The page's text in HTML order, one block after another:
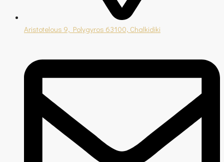
Aristotelous 9, Polygyros 63100, Chalkidiki